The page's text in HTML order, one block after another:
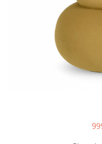
Scaune de bar / insula
Scaune exterior